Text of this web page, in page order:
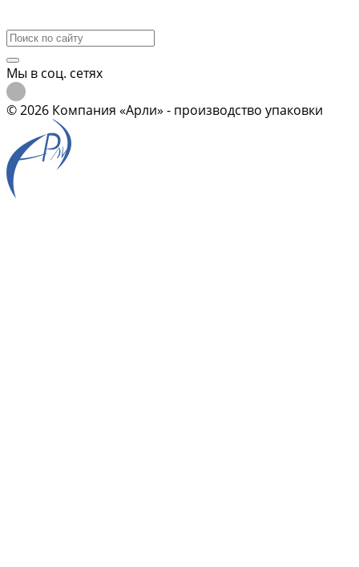
Мы в соц. сетях
© 2026 Компания «Арли» - производство упаковки